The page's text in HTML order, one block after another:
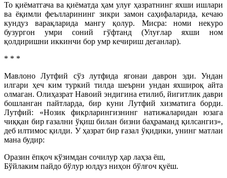
То қиёматгача ва қиёматда ҳам улуғ ҳазратнинг яхши ишлари
ва ёқимли феълларининг зикри замон саҳифаларида, кечаю
кундуз варақларида мангу қолур. Мисра: номи некуро
бузургон умри соний гўфтанд (Улуғлар яхши ном
қолдиришни иккинчи бор умр кечириш деганлар).
* * *
Мавлоно Лутфий сўз лутфида ягонаи даврон эди. Ундан
илгари ҳеч ким туркий тилда шеърни ундан яхшироқ айта
олмаган. Олиҳазрат Навоий эндигина етилиб, йигитлик даври
бошланган пайтларда, бир куни Лутфий хизматига борди.
Лутфий: «Нозик фикрларингизнинг натижаларидан юзага
чиққан бир ғазални ўқиш билан бизни баҳраманд қилсангиз»,
деб илтимос қилди. У ҳазрат бир ғазал ўқидики, унинг матлаи
мана будир:
Оразин ёпқоч кўзимдан сочилур ҳар лаҳза ёш,
Бўйлаким пайдо бўлур юлдуз ниҳон бўлғоч қуёш.